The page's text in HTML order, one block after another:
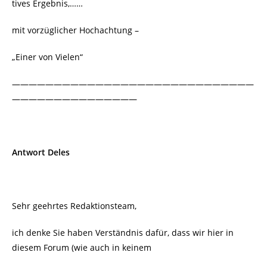
tives Ergebnis,……
mit vorzüglicher Hochachtung –
„Einer von Vielen“
—————————————————————————————
———————————————
Antwort Deles
Sehr geehrtes Redaktionsteam,
ich denke Sie haben Verständnis dafür, dass wir hier in
diesem Forum (wie auch in keinem